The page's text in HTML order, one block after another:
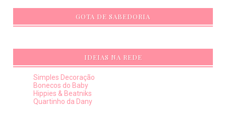
GOTA DE SABEDORIA
IDEIAS NA REDE
Simples Decoração
Bonecos do Baby
Hippies & Beatniks
Quartinho da Dany